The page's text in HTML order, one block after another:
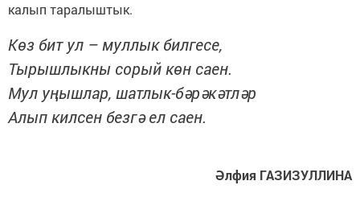
калып таралыштык.
Көз бит ул – муллык билгесе,
Тырышлыкны сорый көн саен.
Мул уңышлар, шатлык-бәрәкәтләр
Алып килсен безгә ел саен.
Әлфия ГАЗИЗУЛЛИНА